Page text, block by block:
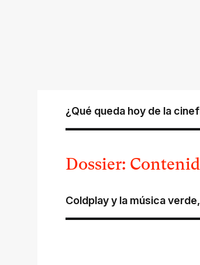
¿Qué queda hoy de la
Dossier:
Coldplay y la música verde,